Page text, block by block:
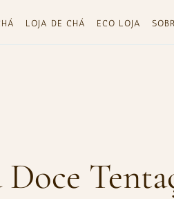
LOJA DE CHÁ ECO LOJA
Doce